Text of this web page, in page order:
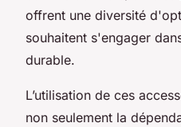
offrent une diversité
souhaitent s'engager
durable.
L’utilisation de ces
non seulement la